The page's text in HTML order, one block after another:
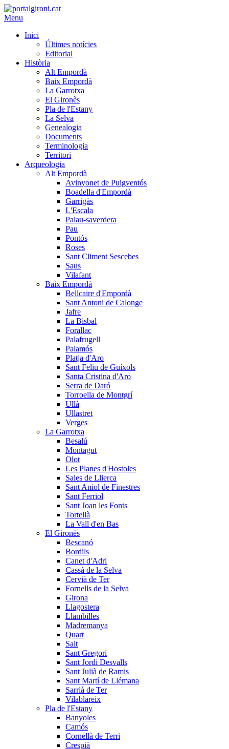
Menu
Inici
Últimes notícies
Editorial
Història
Alt Empordà
Baix Empordà
La Garrotxa
El Gironès
Pla de l'Estany
La Selva
Genealogia
Documents
Terminologia
Territori
Arqueologia
Alt Empordà
Avinyonet de Puigventós
Boadella d'Empordà
Garrigàs
L'Escala
Palau-saverdera
Pau
Pontós
Roses
Sant Climent Sescebes
Saus
Vilafant
Baix Empordà
Bellcaire d'Empordà
Sant Antoni de Calonge
Jafre
La Bisbal
Forallac
Palafrugell
Palamós
Platja d'Aro
Sant Feliu de Guíxols
Santa Cristina d'Aro
Serra de Daró
Torroella de Montgrí
Ullà
Ullastret
Verges
La Garrotxa
Besalú
Montagut
Olot
Les Planes d'Hostoles
Sales de Llierca
Sant Aniol de Finestres
Sant Ferriol
Sant Joan les Fonts
Tortellà
La Vall d'en Bas
El Gironès
Bescanó
Bordils
Canet d'Adri
Cassà de la Selva
Cervià de Ter
Fornells de la Selva
Girona
Llagostera
Llambilles
Madremanya
Quart
Salt
Sant Gregori
Sant Jordi Desvalls
Sant Julià de Ramis
Sant Martí de Llémana
Sarrià de Ter
Vilablareix
Pla de l'Estany
Banyoles
Camós
Cornellà de Terri
Crespià